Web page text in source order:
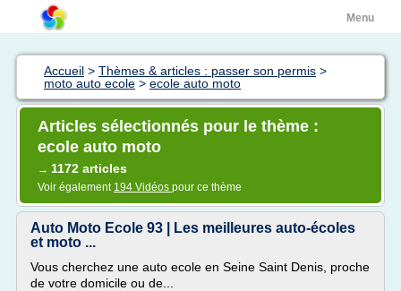
Menu
Accueil > Thèmes & articles : passer son permis >
moto auto ecole > ecole auto moto
Articles sélectionnés pour le thème :
ecole auto moto
→ 1172 articles
Voir également 194 Vidéos pour ce thème
Auto Moto Ecole 93 | Les meilleures auto-écoles
et moto ...
Vous cherchez une auto ecole en Seine Saint Denis, proche
de votre domicile ou de...